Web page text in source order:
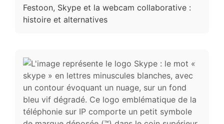
Festoon, Skype et la webcam collaborative :
histoire et alternatives